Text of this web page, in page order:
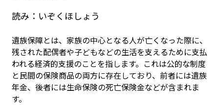
読み： いぞくほしょう
遺族保障とは、家族の中心となる人が亡くなった際に、
残された配偶者や子どもなどの生活を支えるために支払
われる経済的支援のことを指します。これは公的な制度
と民間の保険商品の両方に存在しており、前者には遺族
年金、後者には生命保険の死亡保険金などが含まれま
す。